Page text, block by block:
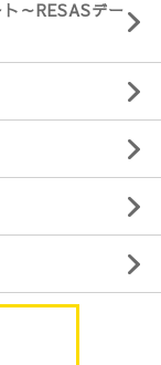
～RESASデー